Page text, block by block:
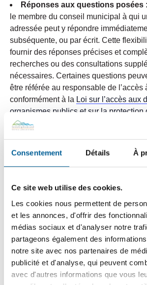
Consentement Détails À
Ce site web utilise des cookies.
Les cookies nous permettent de
et les annonces, d'offrir des
médias sociaux et d'analyser notre
partageons également des
notre site avec nos partenaires de
publicité et d'analyse, qui peuvent
avec d'autres informations que vous
Réponses aux questions posées :
le membre du conseil municipal à qui
adressée peut y répondre
subséquente, ou par écrit. Cette
fournir des réponses précises et
recherches ou des consultations
nécessaires. Certaines questions
être référée au responsable de l’accès
conformément à la Loi sur l’accès aux
organismes publics et sur la protection
renseignements personnels
Sachez qu’il est toujours possible de
nécessitant pas une réponse en
À écrire directement aux élus.
lescoordonnées des conseillers
et courriel);
À communiquer avec la mairie à
assurera le suivi.